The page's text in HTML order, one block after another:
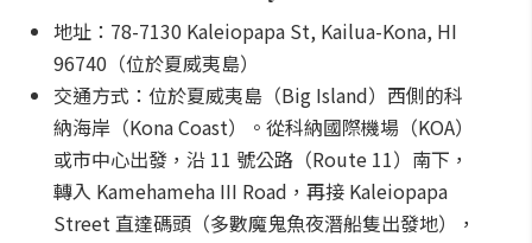
地址：78-7130 Kaleiopapa St, Kailua-Kona, HI
96740（位於夏威夷島）
交通方式：位於夏威夷島（Big Island）西側的科
納海岸（Kona Coast）。從科納國際機場（KOA）
或市中心出發，沿 11 號公路（Route 11）南下，
轉入 Kamehameha III Road，再接 Kaleiopapa
Street 直達碼頭（多數魔鬼魚夜潛船隻出發地），